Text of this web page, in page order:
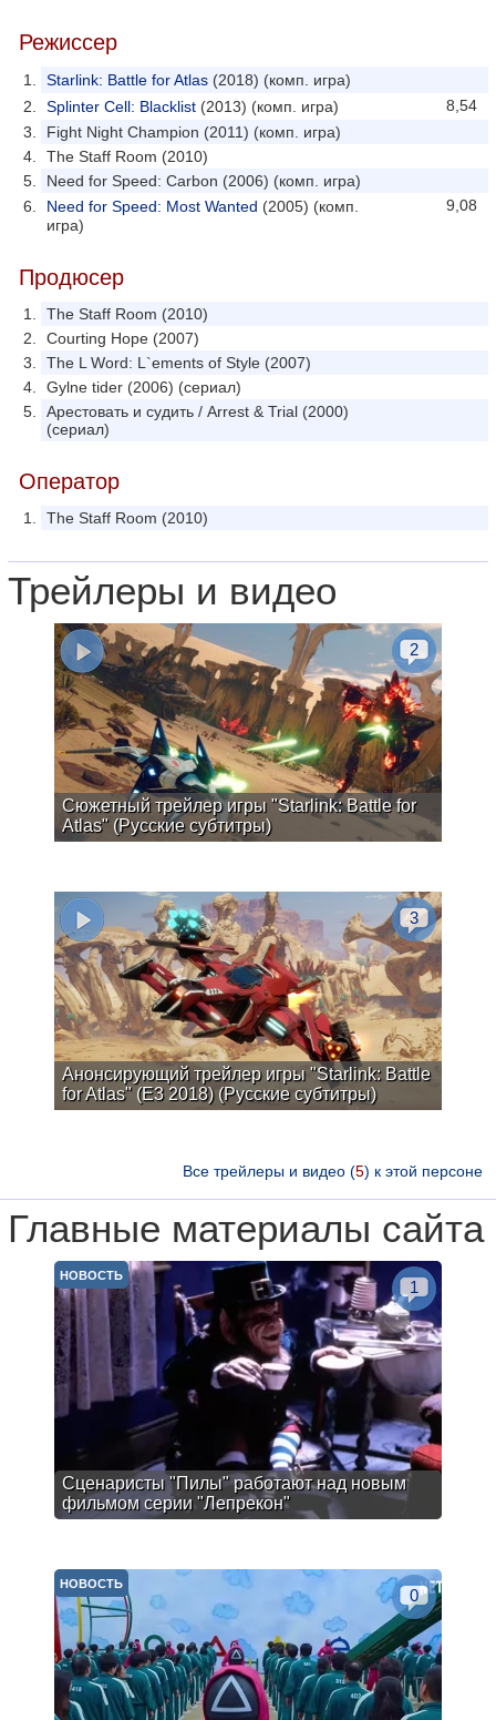
Режиссер
Starlink: Battle for Atlas (2018) (комп. игра)
8,54
Splinter Cell: Blacklist (2013) (комп. игра)
Fight Night Champion (2011) (комп. игра)
The Staff Room (2010)
Need for Speed: Carbon (2006) (комп. игра)
9,08
Need for Speed: Most Wanted (2005) (комп.
игра)
Продюсер
The Staff Room (2010)
Courting Hope (2007)
The L Word: L`ements of Style (2007)
Gylne tider (2006) (сериал)
Арестовать и судить / Arrest & Trial (2000)
(сериал)
Оператор
The Staff Room (2010)
Трейлеры и видео
Сюжетный трейлер игры "Starlink: Battle for
Atlas" (Русские субтитры)
2
Анонсирующий трейлер игры "Starlink: Battle
for Atlas" (E3 2018) (Русские субтитры)
3
Все трейлеры и видео (5) к этой персоне
Главные материалы сайта
Сценаристы "Пилы" работают над новым
фильмом серии "Лепрекон"
НОВОСТЬ
1
НОВОСТЬ
0